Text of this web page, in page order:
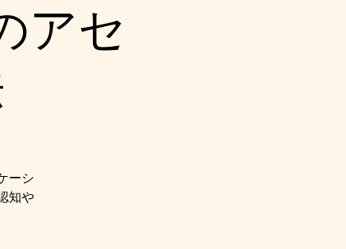
アセ
ーシ
知や